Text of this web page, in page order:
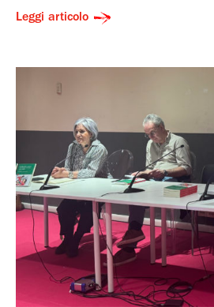
Leggi articolo